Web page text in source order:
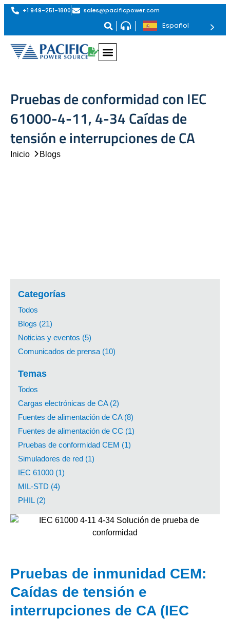
+1 949-251-1800 sales@pacificpower.com
Español
Pruebas de conformidad con IEC
61000-4-11, 4-34 Caídas de
tensión e interrupciones de CA
Inicio Blogs
Pruebas de inmunidad CEM:
Caídas de tensión e
interrupciones de CA (IEC
Categorías
Todos
Blogs (21)
Noticias y eventos (5)
Comunicados de prensa (10)
Temas
Todos
Cargas electrónicas de CA (2)
Fuentes de alimentación de CA (8)
Fuentes de alimentación de CC (1)
Pruebas de conformidad CEM (1)
Simuladores de red (1)
IEC 61000 (1)
MIL-STD (4)
PHIL (2)